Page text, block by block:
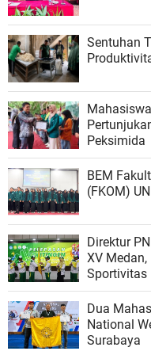
Sentuhan
Peksimida
BEM
Direktur
XV
Sportivitas
Dua
National
Surabaya